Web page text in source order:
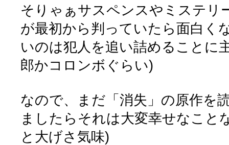
そりゃぁサスペンスやミステリ
が最初から判っていたら面白く
いのは犯人を追い詰めることに
郎かコロンボぐらい)
なので、まだ「消失」の原作を
ましたらそれは大変幸せなこと
と大げさ気味)